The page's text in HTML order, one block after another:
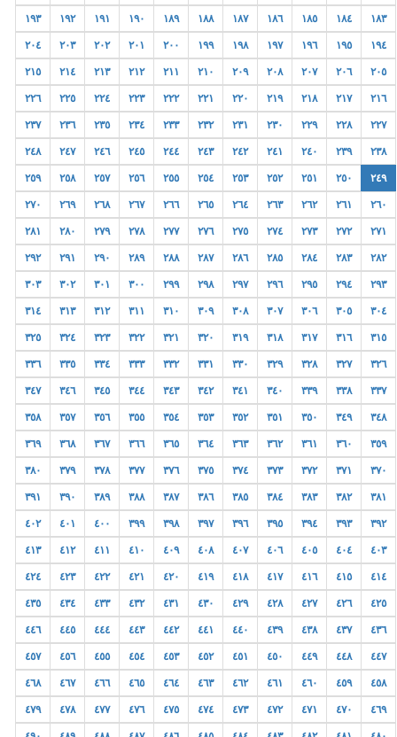
١٨٣ ١٨٤ ١٨٥ ١٨٦ ١٨٧ ١٨٨ ١٨٩ ١٩٠ ١٩١ ١٩٢ ١٩٣
١٩٤ ١٩٥ ١٩٦ ١٩٧ ١٩٨ ١٩٩ ٢٠٠ ٢٠١ ٢٠٢ ٢٠٣ ٢٠٤
٢٠٥ ٢٠٦ ٢٠٧ ٢٠٨ ٢٠٩ ٢١٠ ٢١١ ٢١٢ ٢١٣ ٢١٤ ٢١٥
٢١٦ ٢١٧ ٢١٨ ٢١٩ ٢٢٠ ٢٢١ ٢٢٢ ٢٢٣ ٢٢٤ ٢٢٥ ٢٢٦
٢٢٧ ٢٢٨ ٢٢٩ ٢٣٠ ٢٣١ ٢٣٢ ٢٣٣ ٢٣٤ ٢٣٥ ٢٣٦ ٢٣٧
٢٣٨ ٢٣٩ ٢٤٠ ٢٤١ ٢٤٢ ٢٤٣ ٢٤٤ ٢٤٥ ٢٤٦ ٢٤٧ ٢٤٨
٢٤٩ ٢٥٠ ٢٥١ ٢٥٢ ٢٥٣ ٢٥٤ ٢٥٥ ٢٥٦ ٢٥٧ ٢٥٨ ٢٥٩
٢٦٠ ٢٦١ ٢٦٢ ٢٦٣ ٢٦٤ ٢٦٥ ٢٦٦ ٢٦٧ ٢٦٨ ٢٦٩ ٢٧٠
٢٧١ ٢٧٢ ٢٧٣ ٢٧٤ ٢٧٥ ٢٧٦ ٢٧٧ ٢٧٨ ٢٧٩ ٢٨٠ ٢٨١
٢٨٢ ٢٨٣ ٢٨٤ ٢٨٥ ٢٨٦ ٢٨٧ ٢٨٨ ٢٨٩ ٢٩٠ ٢٩١ ٢٩٢
٢٩٣ ٢٩٤ ٢٩٥ ٢٩٦ ٢٩٧ ٢٩٨ ٢٩٩ ٣٠٠ ٣٠١ ٣٠٢ ٣٠٣
٣٠٤ ٣٠٥ ٣٠٦ ٣٠٧ ٣٠٨ ٣٠٩ ٣١٠ ٣١١ ٣١٢ ٣١٣ ٣١٤
٣١٥ ٣١٦ ٣١٧ ٣١٨ ٣١٩ ٣٢٠ ٣٢١ ٣٢٢ ٣٢٣ ٣٢٤ ٣٢٥
٣٢٦ ٣٢٧ ٣٢٨ ٣٢٩ ٣٣٠ ٣٣١ ٣٣٢ ٣٣٣ ٣٣٤ ٣٣٥ ٣٣٦
٣٣٧ ٣٣٨ ٣٣٩ ٣٤٠ ٣٤١ ٣٤٢ ٣٤٣ ٣٤٤ ٣٤٥ ٣٤٦ ٣٤٧
٣٤٨ ٣٤٩ ٣٥٠ ٣٥١ ٣٥٢ ٣٥٣ ٣٥٤ ٣٥٥ ٣٥٦ ٣٥٧ ٣٥٨
٣٥٩ ٣٦٠ ٣٦١ ٣٦٢ ٣٦٣ ٣٦٤ ٣٦٥ ٣٦٦ ٣٦٧ ٣٦٨ ٣٦٩
٣٧٠ ٣٧١ ٣٧٢ ٣٧٣ ٣٧٤ ٣٧٥ ٣٧٦ ٣٧٧ ٣٧٨ ٣٧٩ ٣٨٠
٣٨١ ٣٨٢ ٣٨٣ ٣٨٤ ٣٨٥ ٣٨٦ ٣٨٧ ٣٨٨ ٣٨٩ ٣٩٠ ٣٩١
٣٩٢ ٣٩٣ ٣٩٤ ٣٩٥ ٣٩٦ ٣٩٧ ٣٩٨ ٣٩٩ ٤٠٠ ٤٠١ ٤٠٢
٤٠٣ ٤٠٤ ٤٠٥ ٤٠٦ ٤٠٧ ٤٠٨ ٤٠٩ ٤١٠ ٤١١ ٤١٢ ٤١٣
٤١٤ ٤١٥ ٤١٦ ٤١٧ ٤١٨ ٤١٩ ٤٢٠ ٤٢١ ٤٢٢ ٤٢٣ ٤٢٤
٤٢٥ ٤٢٦ ٤٢٧ ٤٢٨ ٤٢٩ ٤٣٠ ٤٣١ ٤٣٢ ٤٣٣ ٤٣٤ ٤٣٥
٤٣٦ ٤٣٧ ٤٣٨ ٤٣٩ ٤٤٠ ٤٤١ ٤٤٢ ٤٤٣ ٤٤٤ ٤٤٥ ٤٤٦
٤٤٧ ٤٤٨ ٤٤٩ ٤٥٠ ٤٥١ ٤٥٢ ٤٥٣ ٤٥٤ ٤٥٥ ٤٥٦ ٤٥٧
٤٥٨ ٤٥٩ ٤٦٠ ٤٦١ ٤٦٢ ٤٦٣ ٤٦٤ ٤٦٥ ٤٦٦ ٤٦٧ ٤٦٨
٤٦٩ ٤٧٠ ٤٧١ ٤٧٢ ٤٧٣ ٤٧٤ ٤٧٥ ٤٧٦ ٤٧٧ ٤٧٨ ٤٧٩